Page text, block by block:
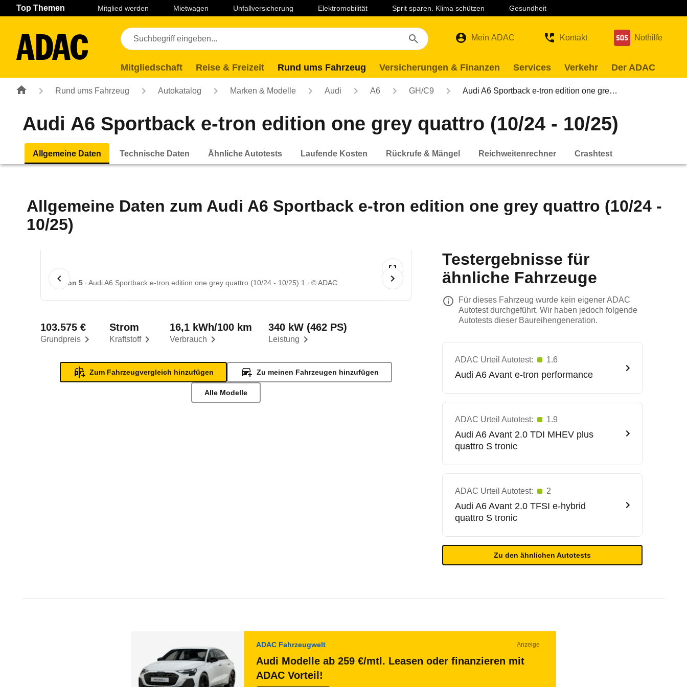
Navigation Seiteninhalt Fußzeile
Top Themen Mitglied werden Mietwagen Unfallversicherung Elektromobilität Sprit sparen. Klima schützen Gesundheit
Mein ADAC Kontakt Nothilfe
Mitgliedschaft Reise & Freizeit Rund ums Fahrzeug Versicherungen & Finanzen Services Verkehr Der ADAC
Rund ums Fahrzeug Autokatalog Marken & Modelle Audi A6 GH/C9 Audi A6 Sportback e-tron edition one gre…
Audi A6 Sportback e-tron edition one grey quattro (10/24 - 10/25)
Allgemeine Daten Technische Daten Ähnliche Autotests Laufende Kosten Rückrufe & Mängel Reichweitenrechner Crashtest
Allgemeine Daten zum Audi A6 Sportback e-tron edition one grey quattro (10/24 -
10/25)
1 von 5 Audi A6 Sportback e-tron edition one grey quattro (10/24 - 10/25) 1 © ADAC
Grundpreis
103.575 €
Kraftstoff
Strom
Verbrauch
16,1 kWh/100 km
Leistung
340 kW (462 PS)
Zum Fahrzeugvergleich hinzufügen Zu meinen Fahrzeugen hinzufügen
Alle Modelle
Testergebnisse für
ähnliche Fahrzeuge
Für dieses Fahrzeug wurde kein eigener ADAC
Autotest durchgeführt. Wir haben jedoch folgende
Autotests dieser Baureihengeneration.
ADAC Urteil Autotest: 1.6
Audi A6 Avant e-tron performance
ADAC Urteil Autotest: 1.9
Audi A6 Avant 2.0 TDI MHEV plus
quattro S tronic
ADAC Urteil Autotest: 2
Audi A6 Avant 2.0 TFSI e-hybrid
quattro S tronic
Zu den ähnlichen Autotests
ADAC Fahrzeugwelt Anzeige
Audi Modelle ab 259 €/mtl. Leasen oder finanzieren mit
ADAC Vorteil!